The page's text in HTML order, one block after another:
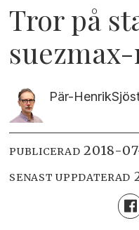
Tror på
Pär-Henrik
PUBLICERAD 2018-
SENAST UPPDATERAD